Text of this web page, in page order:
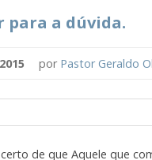
para a dúvida.
por Pastor Geraldo
de que Aquele que